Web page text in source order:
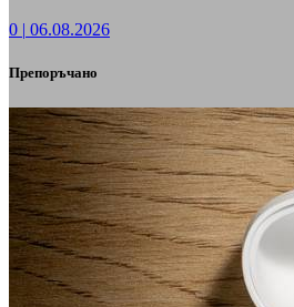
0 | 06.08.2026
Препоръчано